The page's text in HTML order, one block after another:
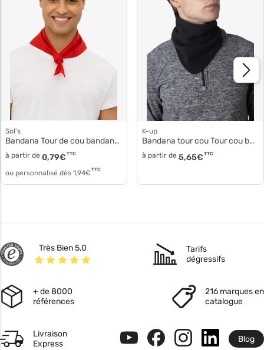
Sol's
Bandana Tour de cou bandana 01198
à partir de 0,79€ TTC
ou personnalisé dès 1,94€ TTC
K-up
Bandana tour cou Tour cou bandana kp457
à partir de 5,65€ TTC
Très Bien 5,0
Tarifs
dégressifs
+ de 8000
références
216 marques en
catalogue
Livraison
Express
Blog